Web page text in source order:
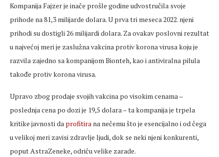
Kompanija Fajzer je inače prošle godine udvostručila svoje
prihode na 81,3 milijarde dolara. U prva tri meseca 2022. njeni
prihodi su dostigli 26 milijardi dolara. Za ovakav poslovni rezultat
u najvećoj meri je zaslužna vakcina protiv korona virusa koju je
razvila zajedno sa kompanijom Bionteh, kao i antiviralna pilula
takođe protiv korona virusa.
Upravo zbog prodaje svojih vakcina po visokim cenama –
poslednja cena po dozi je 19,5 dolara – ta kompanija je trpela
kritike javnosti da profitira na nečemu što je esencijalno i od čega
u velikoj meri zavisi zdravlje ljudi, dok se neki njeni konkurenti,
poput AstraZeneke, odriču velike zarade.